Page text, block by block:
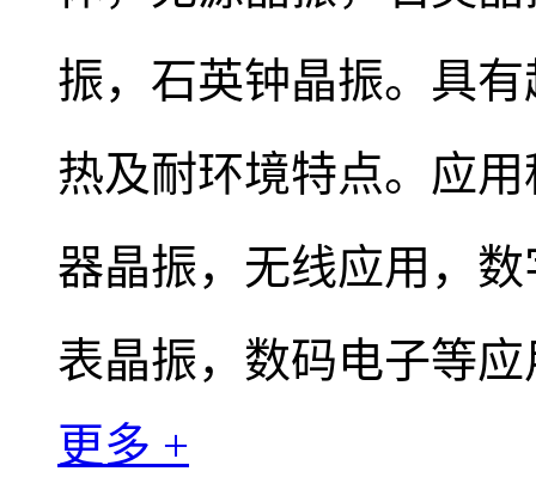
振，石英钟晶振。 具有
热及耐环境特点。 应
器晶振，无线应用， 数
表晶振，数码电子等应
更多 +